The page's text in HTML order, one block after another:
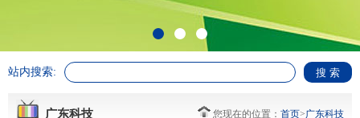
站内搜索:
广东科技 您现在的位置： 首页>广东科技